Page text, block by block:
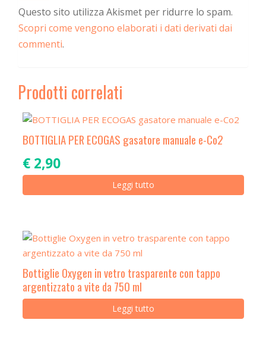
Questo sito utilizza Akismet per ridurre lo spam.
Scopri come vengono elaborati i dati derivati dai
commenti.
Prodotti correlati
BOTTIGLIA PER ECOGAS gasatore manuale e-Co2
€2,90
Leggi tutto
Bottiglie Oxygen in vetro trasparente con tappo
argentizzato a vite da 750 ml
Leggi tutto